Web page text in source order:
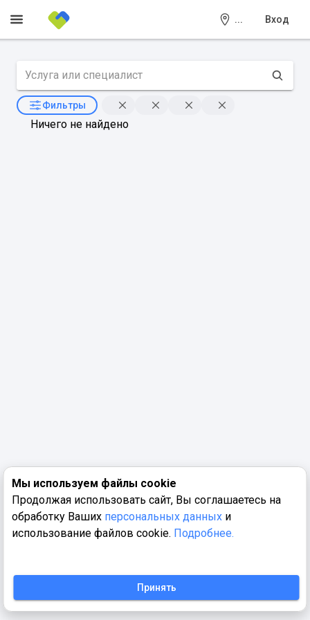
... Вход
Фильтры
Ничего не найдено
Мы используем файлы cookie
Продолжая использовать сайт, Вы соглашаетесь на
обработку Ваших персональных данных и
использование файлов cookie. Подробнее.
Принять